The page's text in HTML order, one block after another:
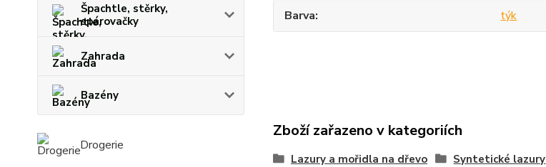
Špachtle, stěrky,
spárovačky
Zahrada
Bazény
Drogerie
Barva týk
Zboží zařazeno v kategoriích
Lazury a mořidla na dřevo Syntetické lazury